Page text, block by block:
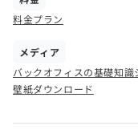
料金プラン
メディア
バックオフィスの基礎知識
壁紙ダウンロード